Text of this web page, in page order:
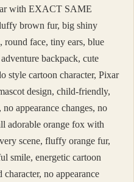
with EXACT SAME
brown fur, big shiny
round face, tiny ears, blue
backpack, cute
style cartoon character, Pixar
design, child-friendly,
appearance changes, no
adorable orange fox with
scene, fluffy orange fur,
smile, energetic cartoon
no appearance